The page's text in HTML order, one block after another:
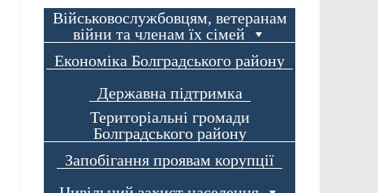
Військовослужбовцям, ветеранам
війни та членам їх сімей
Економіка Болградського району
Державна підтримка
Територіальні громади
Болградського району
Запобігання проявам корупції